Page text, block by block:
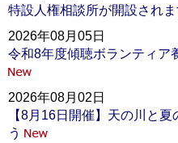
特設人権相談所が開設されま
2026年08月05日
令和8年度傾聴ボランティア
2026年08月02日
【8月16日開催】天の川と夏
う